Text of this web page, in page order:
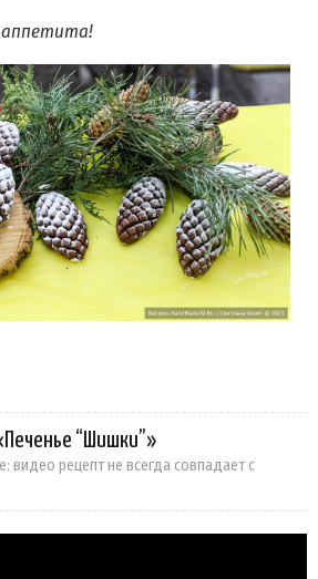
“Шишки”»
видео рецепт не всегда совпадает с